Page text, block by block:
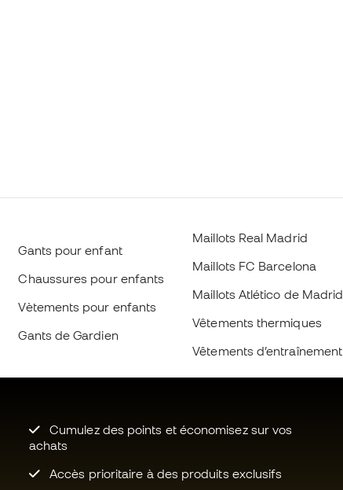
Gants pour enfant
Chaussures pour enfants
Vètements pour enfants
Gants de Gardien
Maillots Real Madrid
Maillots FC Barcelona
Maillots Atlético de Madrid
Vêtements thermiques
Vêtements d’entraînement
Cumulez des points et économisez sur vos
achats
Accès prioritaire à des produits exclusifs